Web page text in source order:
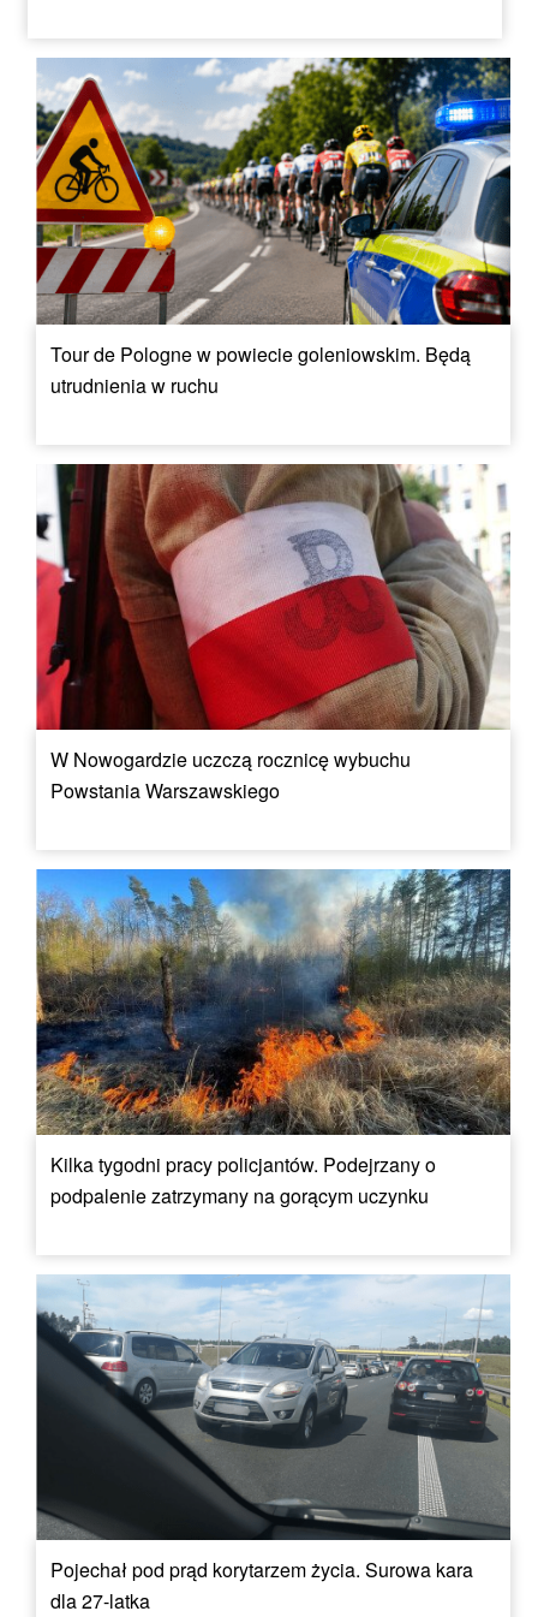
Tour de Pologne w powiecie goleniowskim. Będą
utrudnienia w ruchu
W Nowogardzie uczczą rocznicę wybuchu
Powstania Warszawskiego
Kilka tygodni pracy policjantów. Podejrzany o
podpalenie zatrzymany na gorącym uczynku
Pojechał pod prąd korytarzem życia. Surowa kara
dla 27-latka